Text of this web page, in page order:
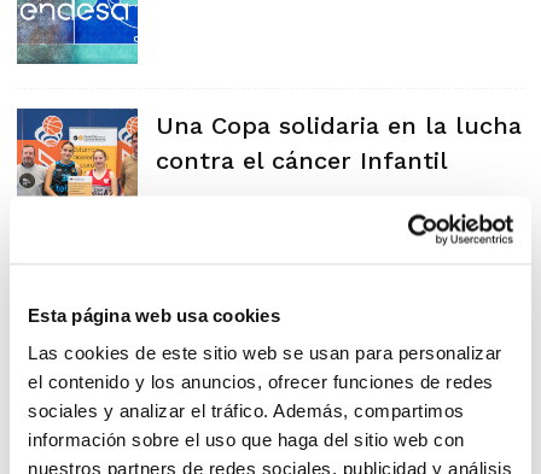
Esta página web usa cookies
Las cookies de este sitio web se usan para personalizar
el contenido y los anuncios, ofrecer funciones de redes
sociales y analizar el tráfico. Además, compartimos
información sobre el uso que haga del sitio web con
nuestros partners de redes sociales, publicidad y análisis
Una Copa solidaria en la lucha
contra el cáncer Infantil
Reto solidario del CB Chiva:
#librescontraelhambre